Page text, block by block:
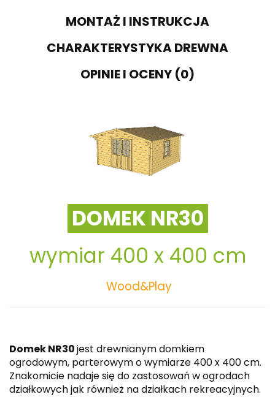
MONTAŻ I INSTRUKCJA
CHARAKTERYSTYKA DREWNA
OPINIE I OCENY (0)
DOMEK NR30
wymiar 400 x 400 cm
Wood&Play
Domek NR30jest drewnianym domkiem
ogrodowym, parterowym o wymiarze 400 x 400 cm.
Znakomicie nadaje się do zastosowań w ogrodach
działkowych jak również na działkach rekreacyjnych.